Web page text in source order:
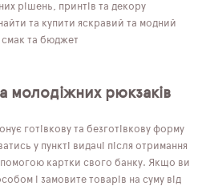
рішень, принтів та декору
та купити яскравий та модний
та бюджет
молодіжних рюкзаків
готівкову та безготівкову форму
у пункті видачі після отримання
картки свого банку. Якщо ви
і замовите товарів на суму від